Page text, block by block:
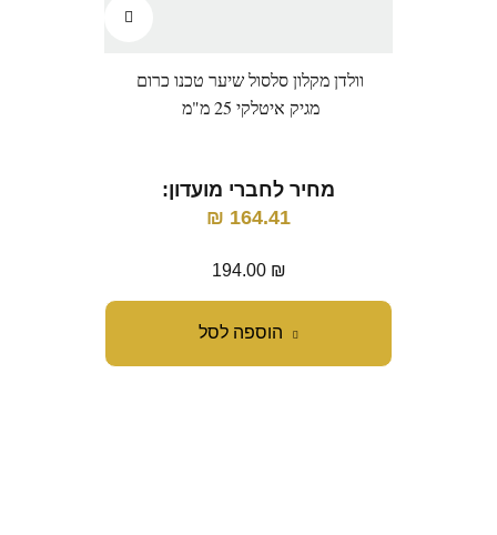
הוספה לסל
וולדן מקלון סלסול שיער טכנו כרום
מגיק איטלקי 25 מ"מ
מחיר לחברי מועדון:
164.41
₪
194.00 ₪